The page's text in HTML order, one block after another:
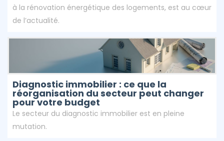
à la rénovation énergétique des logements, est au cœur
de l’actualité.
Diagnostic immobilier : ce que la
réorganisation du secteur peut changer
pour votre budget
Le secteur du diagnostic immobilier est en pleine
mutation.